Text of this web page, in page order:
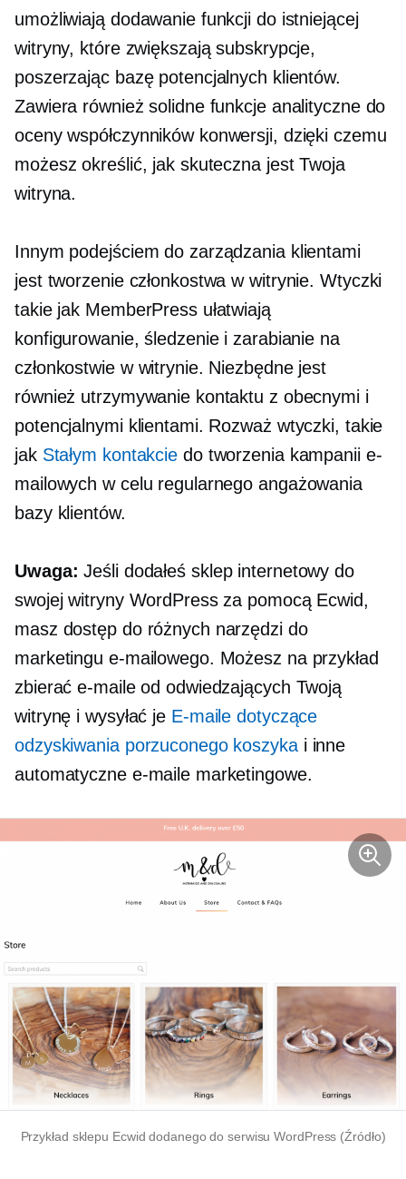
umożliwiają dodawanie funkcji do istniejącej
witryny, które zwiększają subskrypcje,
poszerzając bazę potencjalnych klientów.
Zawiera również solidne funkcje analityczne do
oceny współczynników konwersji, dzięki czemu
możesz określić, jak skuteczna jest Twoja
witryna.
Innym podejściem do zarządzania klientami
jest tworzenie członkostwa w witrynie. Wtyczki
takie jak MemberPress ułatwiają
konfigurowanie, śledzenie i zarabianie na
członkostwie w witrynie. Niezbędne jest
również utrzymywanie kontaktu z obecnymi i
potencjalnymi klientami. Rozważ wtyczki, takie
jak Stałym kontakcie do tworzenia kampanii e-
mailowych w celu regularnego angażowania
bazy klientów.
Uwaga: Jeśli dodałeś sklep internetowy do
swojej witryny WordPress za pomocą Ecwid,
masz dostęp do różnych narzędzi do
marketingu e-mailowego. Możesz na przykład
zbierać e-maile od odwiedzających Twoją
witrynę i wysyłać je E-maile dotyczące
odzyskiwania porzuconego koszykai inne
automatyczne e-maile marketingowe.
Przykład sklepu Ecwid dodanego do serwisu WordPress (Źródło)